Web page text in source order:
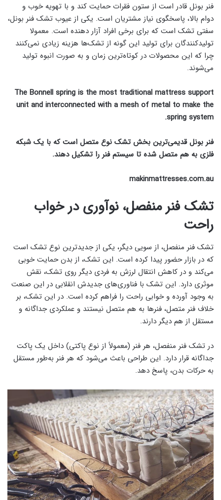
فنر بونل قادر است از ستون فقرات حمایت کند و با تهویه خوب و
دوام بالا، پاسخگوی نیاز مشتریان است. یکی از عیوب تشک فنر بونل،
سفتی تشک است که برای برخی افراد آزار دهنده است. معمولا
تولیدکنندگان برای تولید این گونه از تشک‌ها هزینه زیادی نمی‌کنند
چرا که این محصولات در کوتاه‌ترین زمان و به صورت انبوه تولید
می‌شوند.
The Bonnell spring is the most traditional mattress support
unit and interconnected with a mesh of metal to make the
spring system.
فنر بونل قدیمی‌ترین بخش تشک نوع متصل است که با یک شبکه
فلزی به هم متصل شده‌ تا سیستم فنر را تشکیل دهند.
makinmattresses.com.au
تشک فنر منفصل، نوآوری در خواب
راحت
تشک فنر منفصل، از سویی دیگر، یکی از جدیدترین نوع تشک است
که در بازار حضور پیدا کرده است. این تشک، از بدن حمایت خوبی
می‌کند و در کاهش انتقال لرزش به فردی دیگر روی تشک، نقش
موثری دارد. این تشک با فناوری‌های جدیدش انقلابی در این صنعت
به وجود آورده و خوابی راحت را فراهم کرده است. در این تشک، بر
خلاف فنر متصل، فنرها به هم متصل نیستند و عملکردی جداگانه و
مستقل از هم دیگر دارند.
در تشک فنر منفصل، هر فنر (معمولاً از نوع پاکتی) داخل یک پاکت
جداگانه قرار دارد. این طراحی باعث می‌شود که هر فنر به‌طور مستقل
به حرکات بدن، پاسخ دهد.